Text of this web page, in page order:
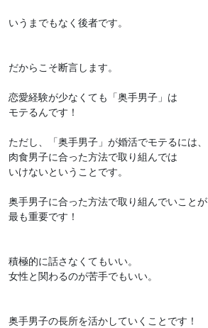
いうまでもなく後者です。
だからこそ断言します。
恋愛経験が少なくても「奥手男子」は
モテるんです！
ただし、「奥手男子」が婚活でモテるには、
肉食男子に合った方法で取り組んでは
いけないということです。
奥手男子に合った方法で取り組んでいことが
最も重要です！
積極的に話さなくてもいい。
女性と関わるのが苦手でもいい。
奥手男子の長所を活かしていくことです！